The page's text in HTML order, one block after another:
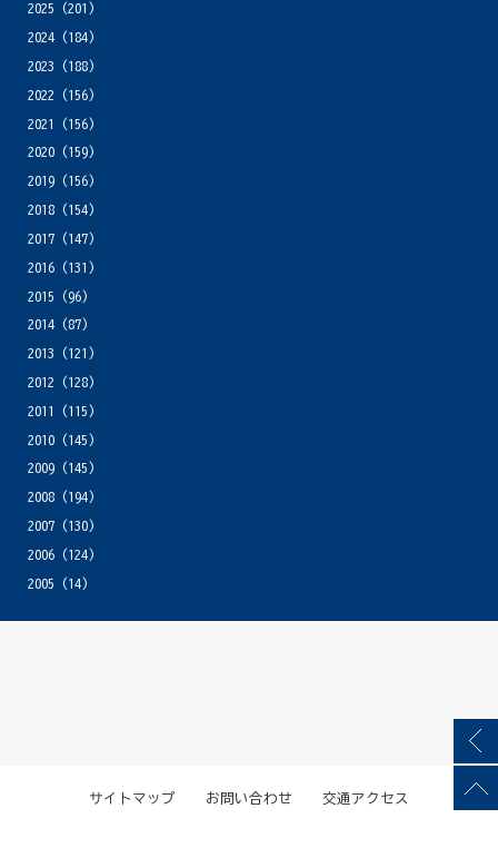
2025 (201)
2024(184)
2023 (188)
2022 (156)
2021
(156)
2020(159)
2019(156)
2018(154)
2017(147)
2016(131)
2015 (96)
2014(87)
2013 (121)
2012 (128)
2011
(115)
2010(145)
2009(145)
2008(194)
2007(130)
2006(124)
2005 (14)
サイトマップ お問い合わせ 交通アクセス